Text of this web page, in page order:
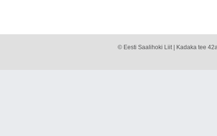
© Eesti Saalihoki Liit | Kadaka tee